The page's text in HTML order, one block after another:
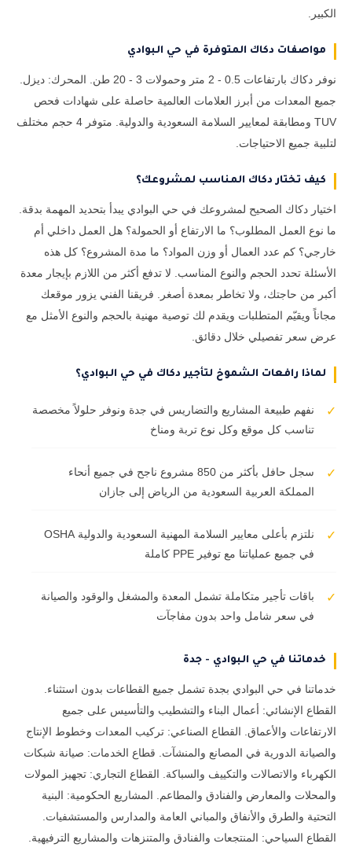
الكبير.
مواصفات دكاك المتوفرة في حي البوادي
نوفر دكاك بارتفاعات 0.5 - 2 متر وحمولات 3 - 20 طن. المحرك: ديزل.
جميع المعدات من أبرز العلامات العالمية حاصلة على شهادات فحص
TUV ومطابقة لمعايير السلامة السعودية والدولية. متوفر 4 حجم مختلف
لتلبية جميع الاحتياجات.
كيف تختار دكاك المناسب لمشروعك؟
اختيار دكاك الصحيح لمشروعك في حي البوادي يبدأ بتحديد المهمة بدقة.
ما نوع العمل المطلوب؟ ما الارتفاع أو الحمولة؟ هل العمل داخلي أم
خارجي؟ كم عدد العمال أو وزن المواد؟ ما مدة المشروع؟ كل هذه
الأسئلة تحدد الحجم والنوع المناسب. لا تدفع أكثر من اللازم بإيجار معدة
أكبر من حاجتك، ولا تخاطر بمعدة أصغر. فريقنا الفني يزور موقعك
مجاناً ويقيّم المتطلبات ويقدم لك توصية مهنية بالحجم والنوع الأمثل مع
عرض سعر تفصيلي خلال دقائق.
لماذا رافعات الشموخ لتأجير دكاك في حي البوادي؟
✓
نفهم طبيعة المشاريع والتضاريس في جدة ونوفر حلولاً مخصصة
تناسب كل موقع وكل نوع تربة ومناخ
✓
سجل حافل بأكثر من 850 مشروع ناجح في جميع أنحاء
المملكة العربية السعودية من الرياض إلى جازان
✓
نلتزم بأعلى معايير السلامة المهنية السعودية والدولية OSHA
في جميع عملياتنا مع توفير PPE كاملة
✓
باقات تأجير متكاملة تشمل المعدة والمشغل والوقود والصيانة
في سعر شامل واحد بدون مفاجآت
خدماتنا في حي البوادي - جدة
خدماتنا في حي البوادي بجدة تشمل جميع القطاعات بدون استثناء.
القطاع الإنشائي: أعمال البناء والتشطيب والتأسيس على جميع
الارتفاعات والأعماق. القطاع الصناعي: تركيب المعدات وخطوط الإنتاج
والصيانة الدورية في المصانع والمنشآت. قطاع الخدمات: صيانة شبكات
الكهرباء والاتصالات والتكييف والسباكة. القطاع التجاري: تجهيز المولات
والمحلات والمعارض والفنادق والمطاعم. المشاريع الحكومية: البنية
التحتية والطرق والأنفاق والمباني العامة والمدارس والمستشفيات.
القطاع السياحي: المنتجعات والفنادق والمتنزهات والمشاريع الترفيهية.